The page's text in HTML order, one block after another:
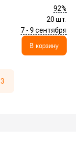
92%
20 шт.
7 - 9 сентября
В корзину
3